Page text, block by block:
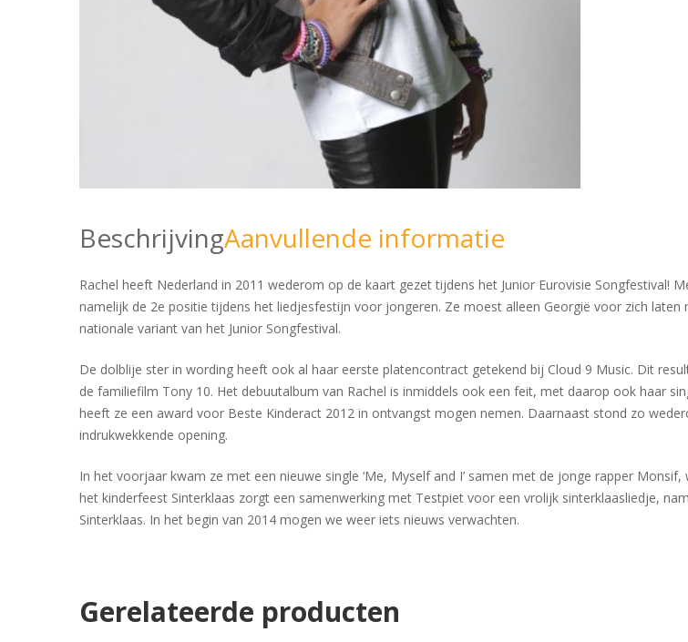
BeschrijvingAanvullende informatie
Rachel heeft Nederland in 2011 wederom op de kaart gezet tijdens het Junior Eurovisie Songfestival!
namelijk de 2e positie tijdens het liedjesfestijn voor jongeren. Ze moest alleen Georgië voor zich
nationale variant van het Junior Songfestival.
De dolblije ster in wording heeft ook al haar eerste platencontract getekend bij Cloud 9 Music. Dit
de familiefilm Tony 10. Het debuutalbum van Rachel is inmiddels ook een feit, met daarop ook haar
heeft ze een award voor Beste Kinderact 2012 in ontvangst mogen nemen. Daarnaast stond zo
indrukwekkende opening.
In het voorjaar kwam ze met een nieuwe single ‘Me, Myself and I’ samen met de jonge rapper
het kinderfeest Sinterklaas zorgt een samenwerking met Testpiet voor een vrolijk sinterklaasliedje,
Sinterklaas. In het begin van 2014 mogen we weer iets nieuws verwachten.
Gerelateerde producten